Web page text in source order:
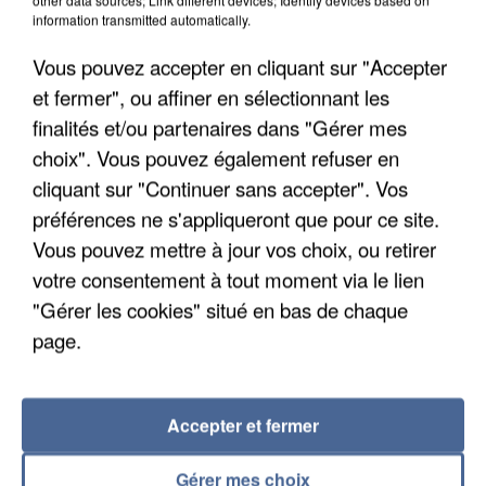
APRÈS TOUTES CES CANICULES, LES REFUGES
DE FAUNE SAUVAGE SONT...
information transmitted automatically.
Vous pouvez accepter en cliquant sur "Accepter
et fermer", ou affiner en sélectionnant les
finalités et/ou partenaires dans "Gérer mes
choix". Vous pouvez également refuser en
cliquant sur "Continuer sans accepter". Vos
préférences ne s'appliqueront que pour ce site.
Vous pouvez mettre à jour vos choix, ou retirer
votre consentement à tout moment via le lien
"Gérer les cookies" situé en bas de chaque
page.
Gérer mes choix
Accepter et fermer